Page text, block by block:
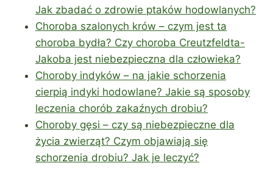
Jak zbadać o zdrowie ptaków hodowlanych?
Choroba szalonych krów – czym jest ta
choroba bydła? Czy choroba Creutzfeldta-
Jakoba jest niebezpieczna dla człowieka?
Choroby indyków – na jakie schorzenia
cierpią indyki hodowlane? Jakie są sposoby
leczenia chorób zakaźnych drobiu?
Choroby gęsi – czy są niebezpieczne dla
życia zwierząt? Czym objawiają się
schorzenia drobiu? Jak je leczyć?